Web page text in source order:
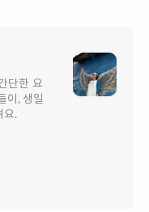
단한 요
이, 생일
요.